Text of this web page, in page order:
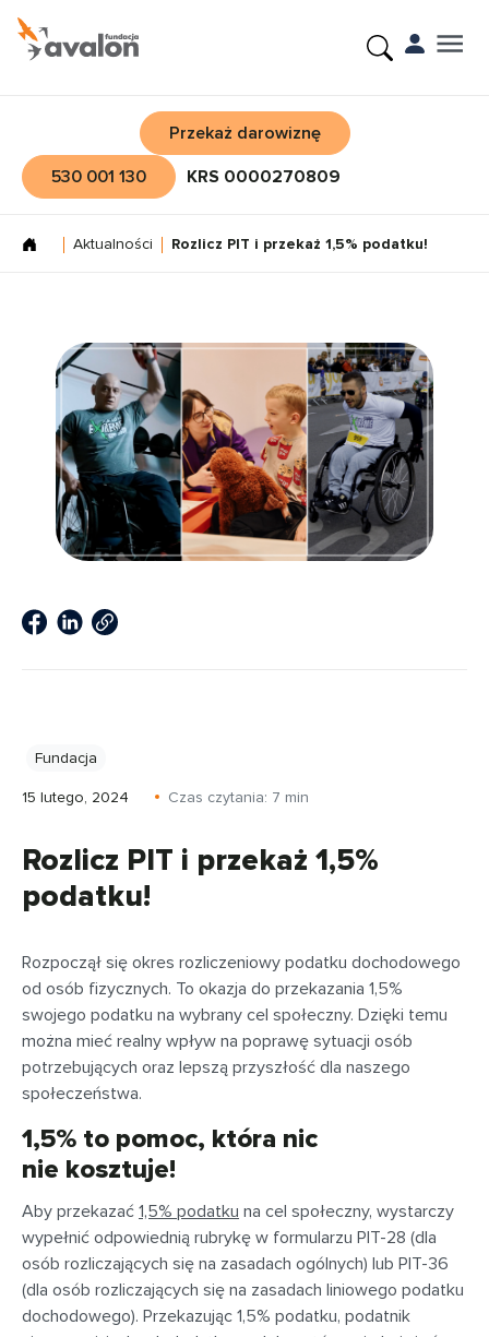
Przekaż darowiznę
530 001 130
KRS 0000270809
Aktualności Rozlicz PIT i przekaż 1,5% podatku!
Fundacja
15 lutego, 2024 Czas czytania: 7 min
Rozlicz PIT i przekaż 1,5%
podatku!
Rozpoczął się okres rozliczeniowy podatku dochodowego
od osób fizycznych. To okazja do przekazania 1,5%
swojego podatku na wybrany cel społeczny. Dzięki temu
można mieć realny wpływ na poprawę sytuacji osób
potrzebujących oraz lepszą przyszłość dla naszego
społeczeństwa.
1,5% to pomoc, która nic
nie kosztuje!
Aby przekazać 1,5% podatku na cel społeczny, wystarczy
wypełnić odpowiednią rubrykę w formularzu PIT-28 (dla
osób rozliczających się na zasadach ogólnych) lub PIT-36
(dla osób rozliczających się na zasadach liniowego podatku
dochodowego). Przekazując 1,5% podatku, podatnik